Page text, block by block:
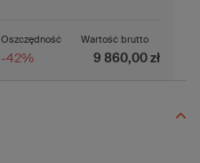
Oszczędność
-42%
Wartość brutto
9 860,00 zł